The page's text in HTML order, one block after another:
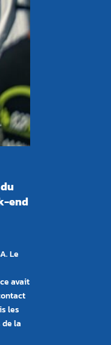
end
Le
avait
les
la